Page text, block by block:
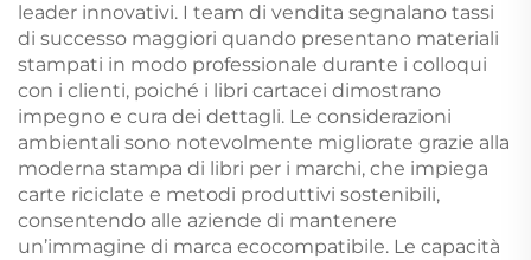
leader innovativi. I team di vendita segnalano tassi
di successo maggiori quando presentano materiali
stampati in modo professionale durante i colloqui
con i clienti, poiché i libri cartacei dimostrano
impegno e cura dei dettagli. Le considerazioni
ambientali sono notevolmente migliorate grazie alla
moderna stampa di libri per i marchi, che impiega
carte riciclate e metodi produttivi sostenibili,
consentendo alle aziende di mantenere
un’immagine di marca ecocompatibile. Le capacità